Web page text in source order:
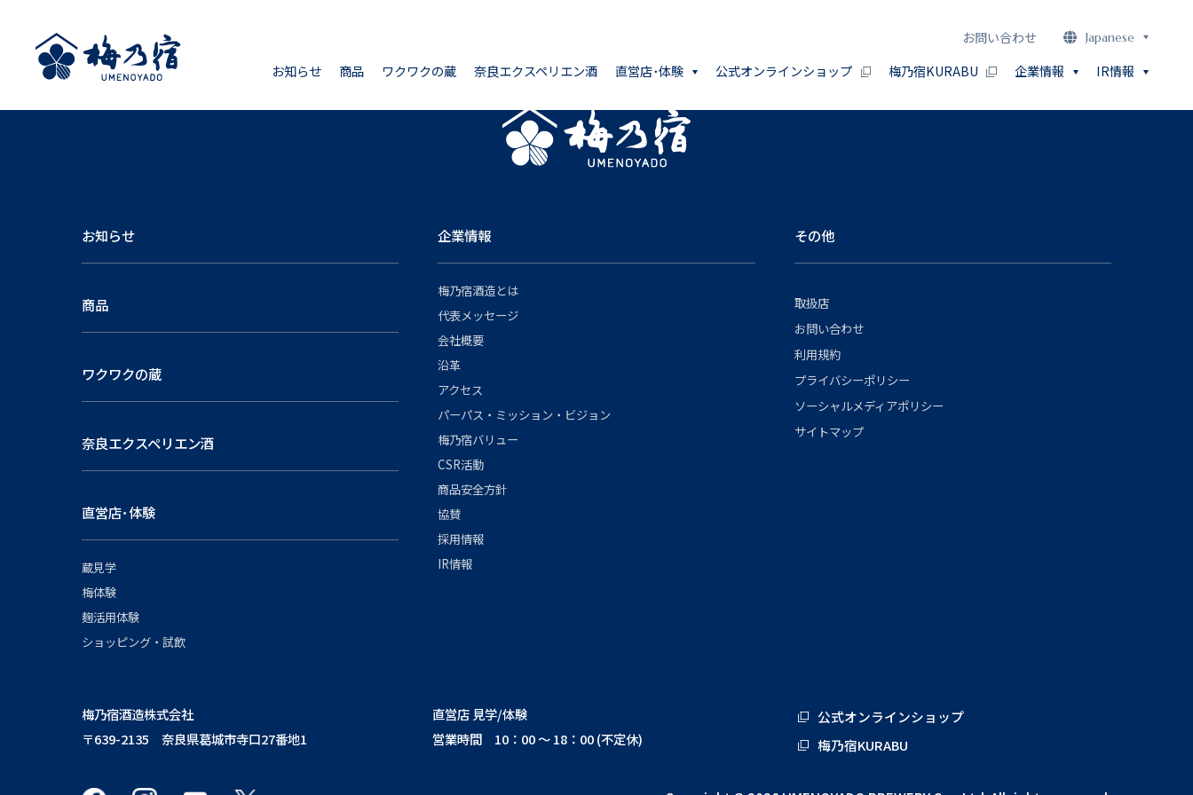
お問い合わせ Japanese
お知らせ 商品 ワクワクの蔵 奈良エクスペリエン酒 直営店･体験 公式オンラインショップ 梅乃宿KURABU 企業情報 IR情報
お知らせ
商品
ワクワクの蔵
奈良エクスペリエン酒
直営店･体験
蔵見学
梅体験
麹活用体験
ショッピング・試飲
企業情報
梅乃宿酒造とは
代表メッセージ
会社概要
沿革
アクセス
パーパス・ミッション・ビジョン
梅乃宿バリュー
CSR活動
商品安全方針
協賛
採用情報
IR情報
その他
取扱店
お問い合わせ
利用規約
プライバシーポリシー
ソーシャルメディアポリシー
サイトマップ
梅乃宿酒造株式会社
〒639-2135 奈良県葛城市寺口27番地1
直営店 見学/体験
営業時間 10：00 ～ 18：00 (不定休)
公式オンラインショップ
梅乃宿KURABU